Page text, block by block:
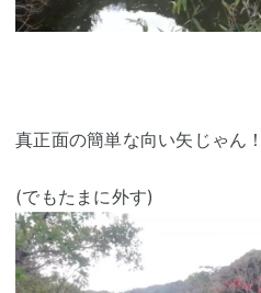
真正面の簡単な向い矢じゃん！
(でもたまに外す)